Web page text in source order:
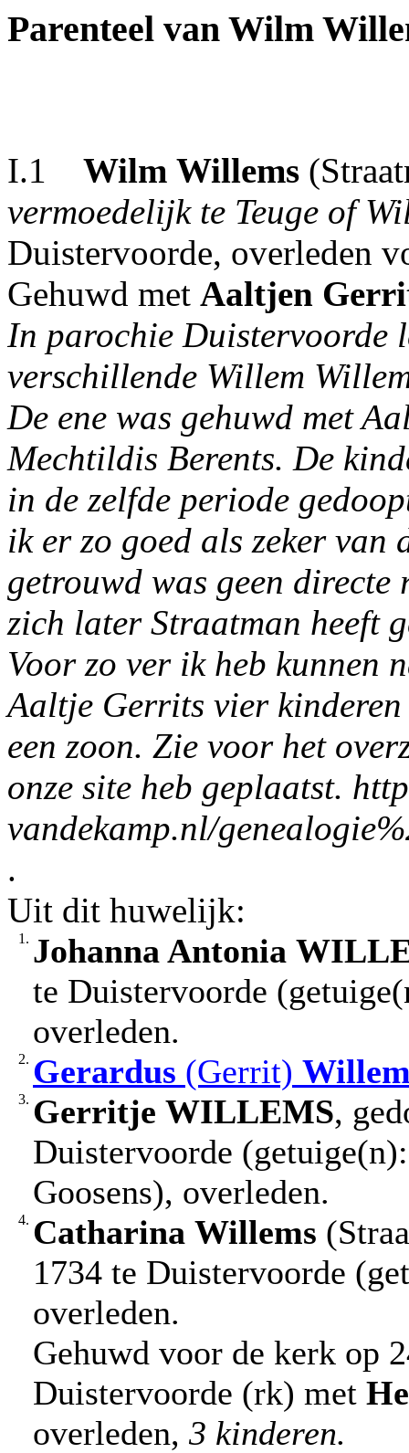
Parenteel van Wilm
I.1 Wilm Willems
vermoedelijk te Teuge of
Duistervoorde, overleden
Gehuwd met Aaltjen
In parochie Duistervoorde
verschillende Willem
De ene was gehuwd met
Mechtildis Berents. De
in de zelfde periode
ik er zo goed als zeker van
getrouwd was geen
zich later Straatman heeft
Voor zo ver ik heb kunnen
Aaltje Gerrits vier
een zoon. Zie voor het
onze site heb geplaatst.
vandekamp.nl/
.
Uit dit huwelijk:
1. Johanna Antonia
te Duistervoorde
overleden.
2. Gerardus (Gerrit)
3. Gerritje WILLEMS,
Duistervoorde
Goosens), overleden.
4. Catharina Willems
1734 te Duistervoorde
overleden.
Gehuwd voor de kerk op
Duistervoorde (rk) met
overleden, 3 kinderen.